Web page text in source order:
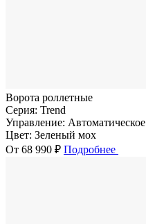
Ворота роллетные
Серия: Trend
Управление: Автоматическое
Цвет: Зеленый мох
От 68 990 ₽ Подробнее